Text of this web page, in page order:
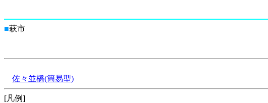
■萩市
佐々並橋(簡易型)
[凡例]